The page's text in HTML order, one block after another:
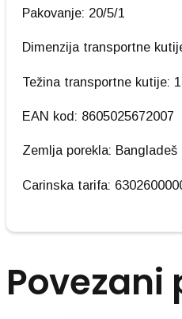
Pakovanje: 20/5/1
Dimenzija transportne
Težina transportne kutije:
EAN kod: 8605025672007
Zemlja porekla: Bangladeš
Carinska tarifa:
Povezani